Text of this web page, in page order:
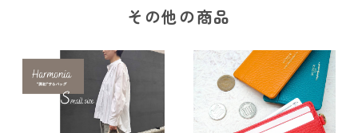
その他の商品